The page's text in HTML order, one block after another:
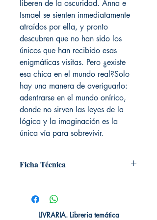
liberen de la oscuridad. Anna e
Ismael se sienten inmediatamente
atraídos por ella, y pronto
descubren que no han sido los
únicos que han recibido esas
enigmáticas visitas. Pero ¿existe
esa chica en el mundo real?Solo
hay una manera de averiguarlo:
adentrarse en el mundo onírico,
donde no sirven las leyes de la
lógica y la imaginación es la
única vía para sobrevivir.
Ficha Técnica
Editorial: NEO PLATAFORMA
Idioma: Castellano
Encuadernación: Tapa blanda
LIVRARIA. Libreria temática